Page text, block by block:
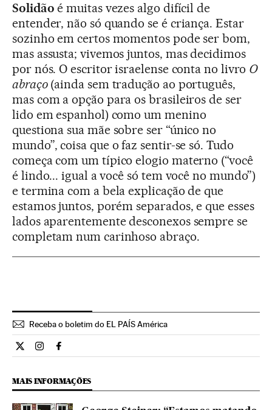
Solidão é muitas vezes algo difícil de
entender, não só quando se é criança. Estar
sozinho em certos momentos pode ser bom,
mas assusta; vivemos juntos, mas decidimos
por nós. O escritor israelense conta no livro O
abraço(ainda sem tradução ao português,
mas com a opção para os brasileiros de ser
lido em espanhol) como um menino
questiona sua mãe sobre ser “único no
mundo”, coisa que o faz sentir-se só. Tudo
começa com um típico elogio materno (“você
é lindo... igual a você só tem você no mundo”)
e termina com a bela explicação de que
estamos juntos, porém separados, e que esses
lados aparentemente desconexos sempre se
completam num carinhoso abraço.
Receba o boletim do EL PAÍS América
Cultura El País Brasil en Twitter
Cultura El País Brasil en Instagram
Cultura El País Brasil en Facebook
MAIS INFORMAÇÕES